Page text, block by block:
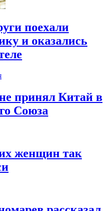
поехали
и оказались
принял Китай в
Союза
женщин так